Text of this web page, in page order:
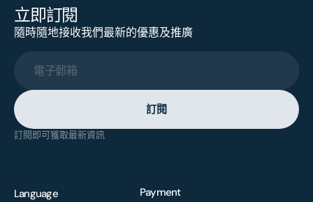
立即訂閱
隨時隨地接收我們最新的優惠及推廣
電子郵箱
訂閱
訂閱即可獲取最新資訊
Language Payment